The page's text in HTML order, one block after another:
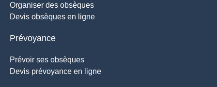
Organiser des obsèques
Devis obsèques en ligne
Prévoyance
Prévoir ses obsèques
Devis prévoyance en ligne